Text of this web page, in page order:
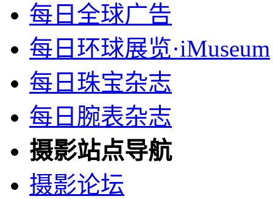
每日全球广告
每日环球展览·iMuseum
每日珠宝杂志
每日腕表杂志
摄影站点导航
摄影论坛